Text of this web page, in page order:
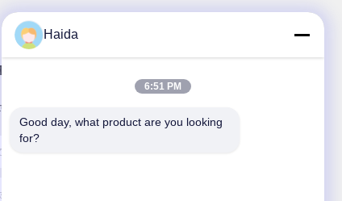
নিউজলেটার
নিউজলেটারে সাবস্ক্রাইব করুন এবং আরও অনেক কিছু পেতে পারেন।
Haida
6:51 PM
Good day, what product are you looking
for?